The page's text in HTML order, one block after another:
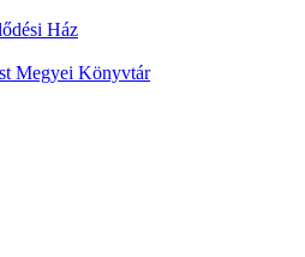
Ház
Megyei Könyvtár